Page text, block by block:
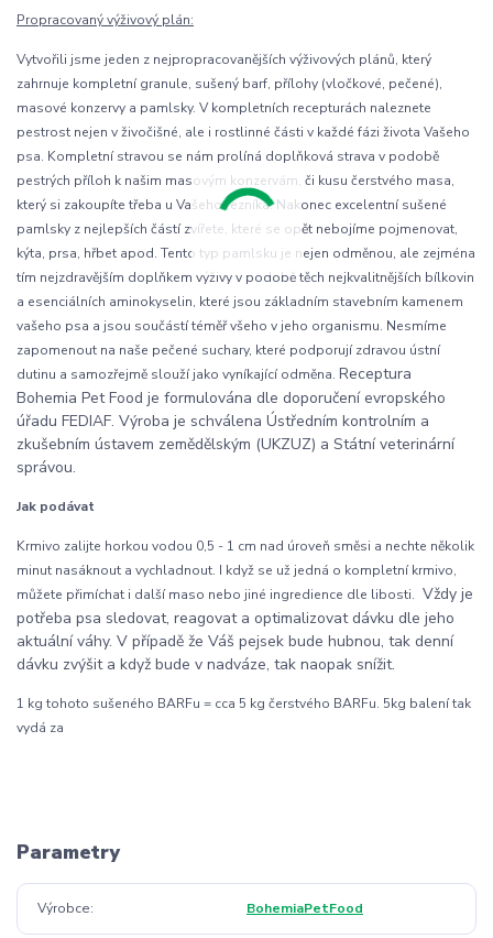
Propracovaný výživový plán:
Vytvořili jsme jeden z nejpropracovanějších výživových plánů, který
zahrnuje kompletní granule, sušený barf, přílohy (vločkové, pečené),
masové konzervy a pamlsky. V kompletních recepturách naleznete
pestrost nejen v živočišné, ale i rostlinné části v každé fázi života Vašeho
psa. Kompletní stravou se nám prolíná doplňková strava v podobě
pestrých příloh k našim masovým konzervám, či kusu čerstvého masa,
který si zakoupíte třeba u Vašeho řezníka. Nakonec excelentní sušené
pamlsky z nejlepších částí zvířete, které se opět nebojíme pojmenovat,
kýta, prsa, hřbet apod. Tento typ pamlsku je nejen odměnou, ale zejména
tím nejzdravějším doplňkem výživy v podobě těch nejkvalitnějších bílkovin
a esenciálních aminokyselin, které jsou základním stavebním kamenem
vašeho psa a jsou součástí téměř všeho v jeho organismu. Nesmíme
zapomenout na naše pečené suchary, které podporují zdravou ústní
dutinu a samozřejmě slouží jako vyníkající odměna. Receptura
Bohemia Pet Food je formulována dle doporučení evropského
úřadu FEDIAF. Výroba je schválena Ústředním kontrolním a
zkušebním ústavem zemědělským (UKZUZ) a Státní veterinární
správou.
Jak podávat
Krmivo zalijte horkou vodou 0,5 - 1 cm nad úroveň směsi a nechte několik
minut nasáknout a vychladnout. I když se už jedná o kompletní krmivo,
můžete přimíchat i další maso nebo jiné ingredience dle libosti. Vždy je
potřeba psa sledovat, reagovat a optimalizovat dávku dle jeho
aktuální váhy. V případě že Váš pejsek bude hubnou, tak denní
dávku zvýšit a když bude v nadváze, tak naopak snížit.
1 kg tohoto sušeného BARFu = cca 5 kg čerstvého BARFu. 5kg balení tak
vydá za
Parametry
Výrobce BohemiaPetFood